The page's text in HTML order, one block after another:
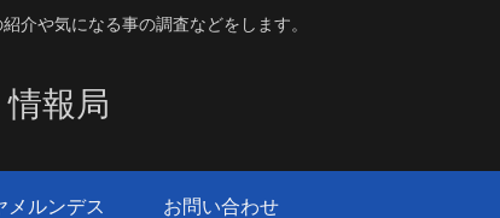
介や気になる事の調査などをします。
報局
メルンデス お問い合わせ